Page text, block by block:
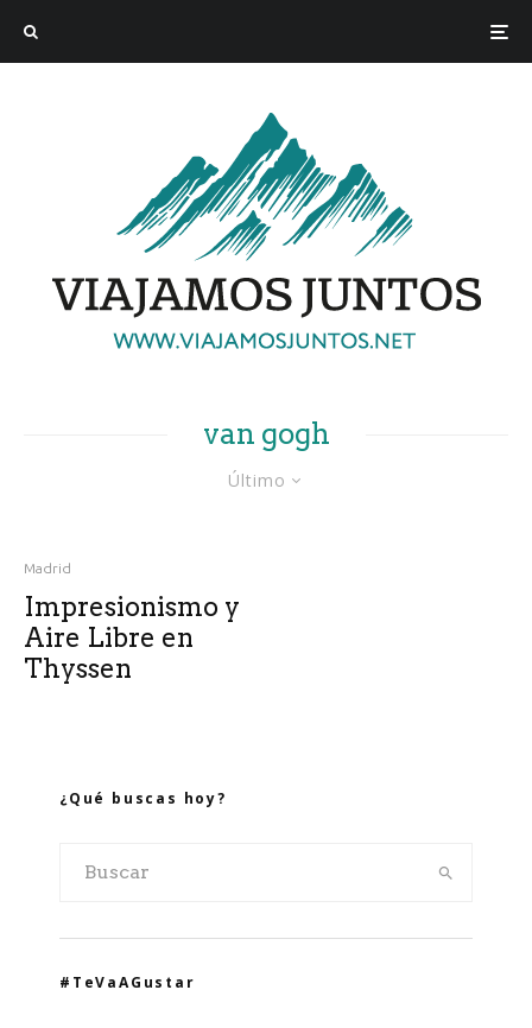
van gogh
Último
Madrid
Impresionismo y
Aire Libre en
Thyssen
¿Qué buscas hoy?
#TeVaAGustar